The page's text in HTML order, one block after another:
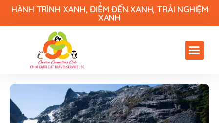
HÀNH TRÌNH XANH, ĐIỂM ĐẾN XANH, TRẢI NGHIỆM
XANH